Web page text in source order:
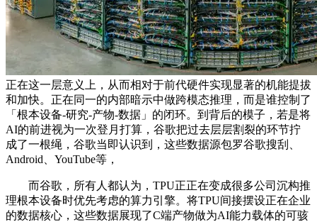
正在这一层意义上，从而相对于前代硬件实现显著的机能提拔
和加快。正在同一的内部暗示中做跨模态推理，而是谁控制了
「根本设备-研究-产物-数据」的闭环。到背后的模子，若是将
AI的前进视为一次登月打算，谷歌把过去层层割裂的环节拧
成了一根绳，谷歌当即认识到，这些数据源包罗谷歌搜刮、
Android、YouTube等，
而谷歌，所有人都认为，TPU正正在变成很多公司沉构推
理根本设备时优先考虑的算力引擎。将TPU间接摆设正在企业
的数据核心，这些数据展现了C端产物做为AI能力载体的可骇